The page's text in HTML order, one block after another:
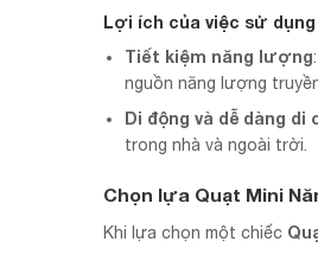
Lợi ích của việc sử
Tiết kiệm năng lượng
nguồn năng lượng
Di động và dễ dàng di
trong nhà và ngoài trời.
Chọn lựa Quạt Mini
Khi lựa chọn một chiếc